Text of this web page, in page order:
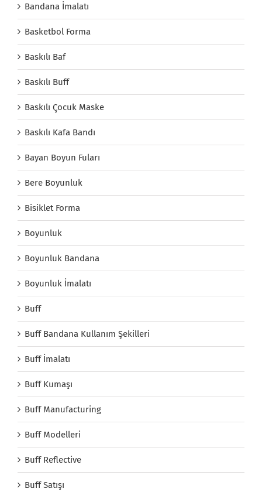
Bandana İmalatı
Basketbol Forma
Baskılı Baf
Baskılı Buff
Baskılı Çocuk Maske
Baskılı Kafa Bandı
Bayan Boyun Fuları
Bere Boyunluk
Bisiklet Forma
Boyunluk
Boyunluk Bandana
Boyunluk İmalatı
Buff
Buff Bandana Kullanım Şekilleri
Buff İmalatı
Buff Kumaşı
Buff Manufacturing
Buff Modelleri
Buff Reflective
Buff Satışı